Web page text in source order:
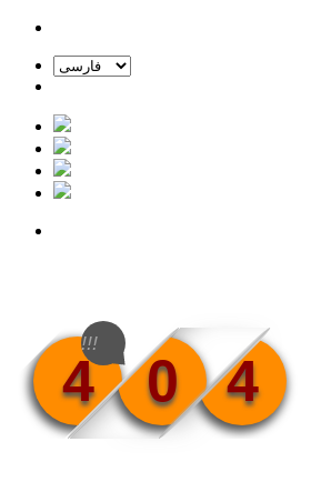
4 0 4
!!!